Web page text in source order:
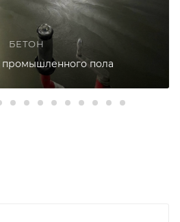
БЕТОН
промышленного пола